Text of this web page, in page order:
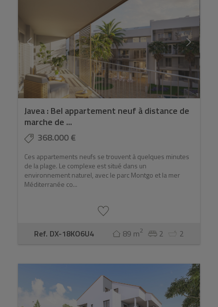
Javea : Bel appartement neuf à distance de
marche de ...
368.000 €
Ces appartements neufs se trouvent à quelques minutes
de la plage. Le complexe est situé dans un
environnement naturel, avec le parc Montgo et la mer
Méditerranée co...
Ref. DX-18KO6U4 89 m2 2 2